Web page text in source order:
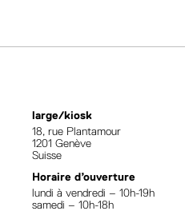
large/kiosk
18, rue Plantamour
1201 Genève
Suisse
Horaire d’ouverture
lundi à vendredi – 10h-19h
samedi – 10h-18h